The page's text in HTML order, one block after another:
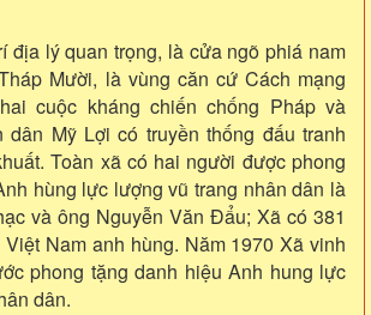
địa lý quan trọng, là cửa ngõ phiá nam
Mười, là vùng căn cứ Cách mạng
cuộc kháng chiến chống Pháp và
dân Mỹ Lợi có truyền thống đấu tranh
Toàn xã có hai người được phong
hùng lực lượng vũ trang nhân dân là
và ông Nguyễn Văn Đẩu; Xã có 381
Nam anh hùng. Năm 1970 Xã vinh
phong tặng danh hiệu Anh hung lực
dân.